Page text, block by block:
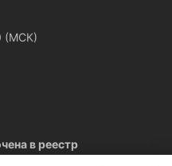
(МСК)
в реестр